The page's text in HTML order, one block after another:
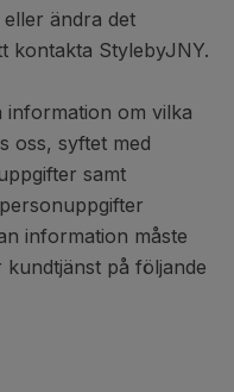
ändra det
kontakta StylebyJNY.
om vilka
oss, syftet med
samt
information måste
på följande